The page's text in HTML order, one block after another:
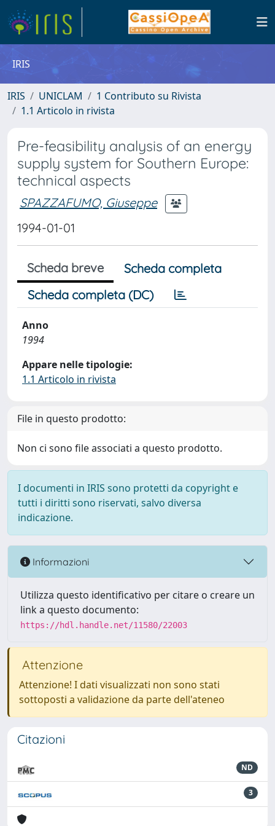
IRIS
IRIS UNICLAM
1 Contributo su Rivista
1.1 Articolo in rivista
Pre-feasibility analysis of an energy
supply system for Southern Europe:
technical aspects
SPAZZAFUMO, Giuseppe
1994-01-01
Scheda breve
Scheda completa
Scheda completa (DC)
Anno
1994
Appare nelle tipologie:
1.1 Articolo in rivista
File in questo prodotto:
Non ci sono file associati a questo prodotto.
I documenti in IRIS sono protetti da copyright e
tutti i diritti sono riservati, salvo diversa
indicazione.
Informazioni
Utilizza questo identificativo per citare o creare un
link a questo documento:
https://hdl.handle.net/11580/22003
Attenzione
Attenzione! I dati visualizzati non sono stati
sottoposti a validazione da parte dell'ateneo
Citazioni
ND
3